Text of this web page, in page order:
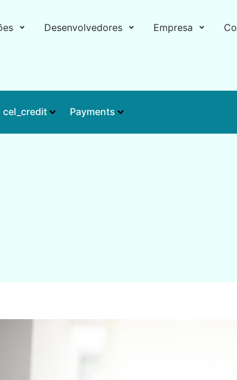
Desenvolvedores Empresa
cel_credit Payments